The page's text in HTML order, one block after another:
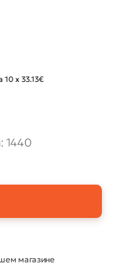
10 x 33.13€
1440
магазине